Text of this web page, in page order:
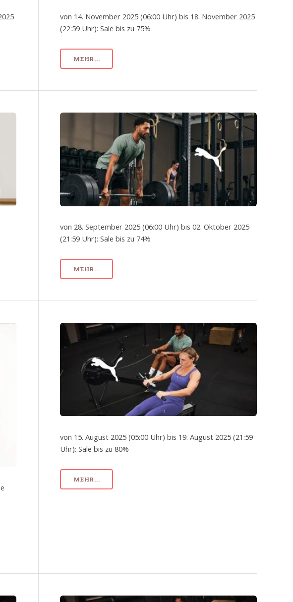
von 14. November 2025 (06:00 Uhr) bis 18. November 2025
(22:59 Uhr): Sale bis zu 75%
MEHR...
von 28. September 2025 (06:00 Uhr) bis 02. Oktober 2025
(21:59 Uhr): Sale bis zu 74%
MEHR...
von 15. August 2025 (05:00 Uhr) bis 19. August 2025 (21:59
Uhr): Sale bis zu 80%
MEHR...